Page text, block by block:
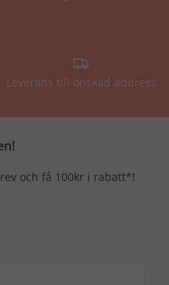
Leverans till önskad address
och få 100kr i rabatt*!